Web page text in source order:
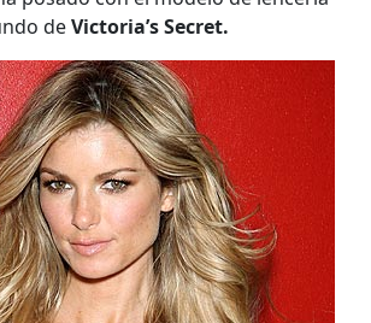
deVictoria’s Secret.